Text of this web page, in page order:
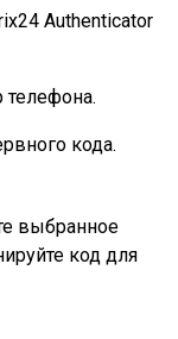
Authenticator
кода.
выбранное
код для